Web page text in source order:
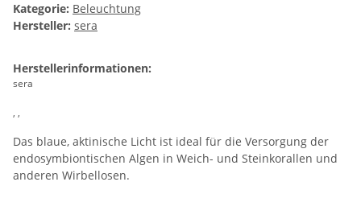
Kategorie: Beleuchtung
Hersteller: sera
Herstellerinformationen:
sera
, ,
Das blaue, aktinische Licht ist ideal für die Versorgung der
endosymbiontischen Algen in Weich- und Steinkorallen und
anderen Wirbellosen.